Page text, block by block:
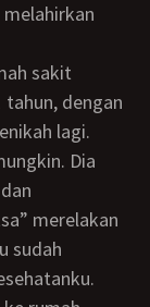
tahun, dengan
lagi.
Dia
merelakan
sudah